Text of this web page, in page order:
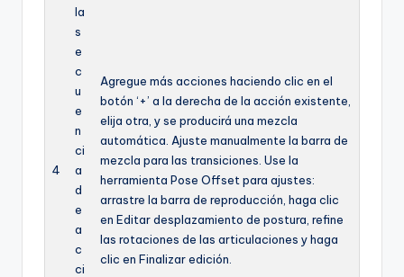
4
la
s
e
c
u
e
n
ci
a
d
e
a
c
ci
Agregue más acciones haciendo clic en el
botón ‘+’ a la derecha de la acción existente,
elija otra, y se producirá una mezcla
automática. Ajuste manualmente la barra de
mezcla para las transiciones. Use la
herramienta Pose Offset para ajustes:
arrastre la barra de reproducción, haga clic
en Editar desplazamiento de postura, refine
las rotaciones de las articulaciones y haga
clic en Finalizar edición.